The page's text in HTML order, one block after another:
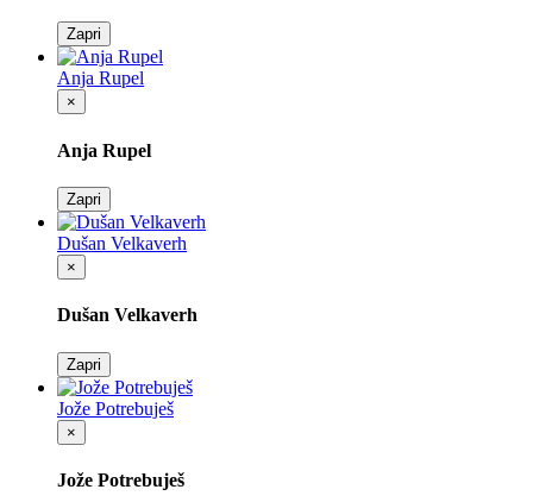
Zapri
Anja Rupel
×
Anja Rupel
Zapri
Dušan Velkaverh
×
Dušan Velkaverh
Zapri
Jože Potrebuješ
×
Jože Potrebuješ